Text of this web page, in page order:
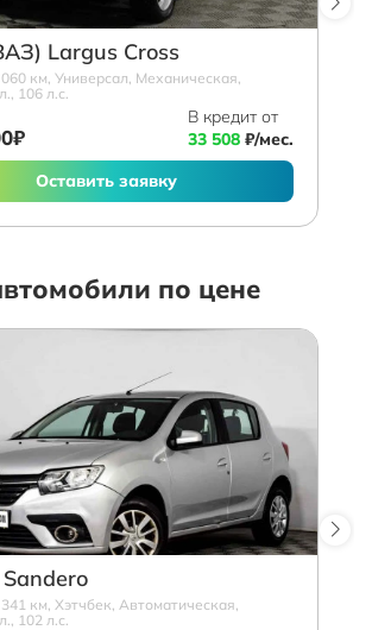
Largus Cross
060 км, Универсал, Механическая,
106 л.с.
В кредит от
33 508 ₽/мес.
Оставить заявку
по цене
341 км, Хэтчбек, Автоматическая,
102 л.с.